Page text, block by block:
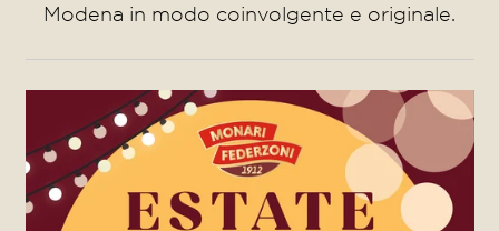
Modena in modo coinvolgente e originale.